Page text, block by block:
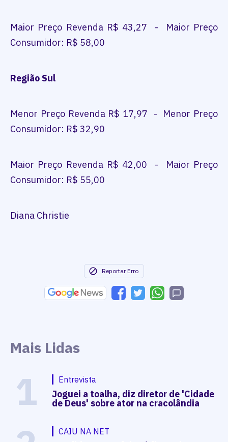
Maior Preço Revenda R$ 43,27 - Maior Preço
Consumidor: R$ 58,00
Região Sul
Menor Preço Revenda R$ 17,97 - Menor Preço
Consumidor: R$ 32,90
Maior Preço Revenda R$ 42,00 - Maior Preço
Consumidor: R$ 55,00
Diana Christie
Reportar Erro
Mais Lidas
1 Entrevista
Joguei a toalha, diz diretor de 'Cidade
de Deus' sobre ator na cracolândia
CAIU NA NET